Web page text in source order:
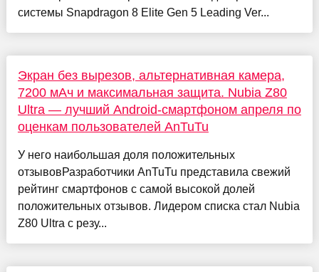
системы Snapdragon 8 Elite Gen 5 Leading Ver...
Экран без вырезов, альтернативная камера,
7200 мАч и максимальная защита. Nubia Z80
Ultra — лучший Android-смартфоном апреля по
оценкам пользователей AnTuTu
У него наибольшая доля положительных
отзывовРазработчики AnTuTu представила свежий
рейтинг смартфонов с самой высокой долей
положительных отзывов. Лидером списка стал Nubia
Z80 Ultra с резу...